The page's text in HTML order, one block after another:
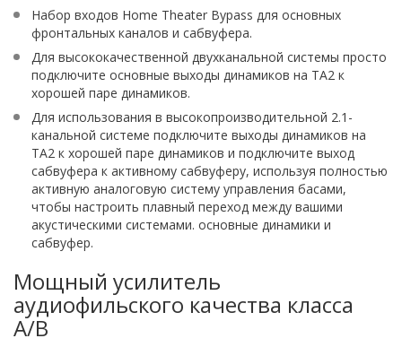
Набор входов Home Theater Bypass для основных
фронтальных каналов и сабвуфера.
Для высококачественной двухканальной системы просто
подключите основные выходы динамиков на TA2 к
хорошей паре динамиков.
Для использования в высокопроизводительной 2.1-
канальной системе подключите выходы динамиков на
TA2 к хорошей паре динамиков и подключите выход
сабвуфера к активному сабвуферу, используя полностью
активную аналоговую систему управления басами,
чтобы настроить плавный переход между вашими
акустическими системами. основные динамики и
сабвуфер.
Мощный усилитель
аудиофильского качества класса
A/B